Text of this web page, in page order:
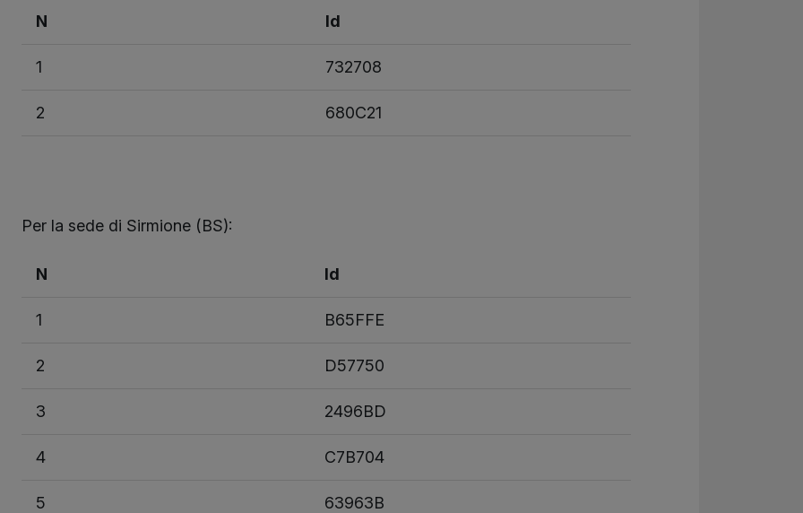
N Id
1 732708
2 680C21
Per la sede di Sirmione (BS):
N Id
1 B65FFE
2 D57750
3 2496BD
4 C7B704
5 63963B